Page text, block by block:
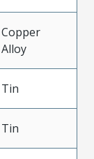
Copper
Alloy
Tin
Tin